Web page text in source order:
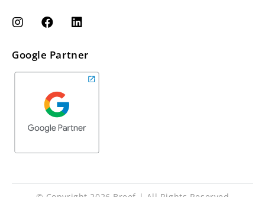
Google Partner